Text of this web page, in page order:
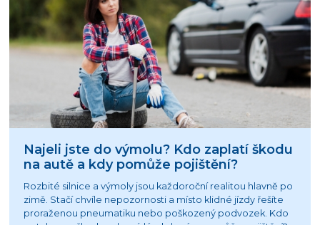
Najeli jste do výmolu? Kdo zaplatí škodu
na autě a kdy pomůže pojištění?
Rozbité silnice a výmoly jsou každoroční realitou hlavně po
zimě. Stačí chvíle nepozornosti a místo klidné jízdy řešíte
proraženou pneumatiku nebo poškozený podvozek. Kdo